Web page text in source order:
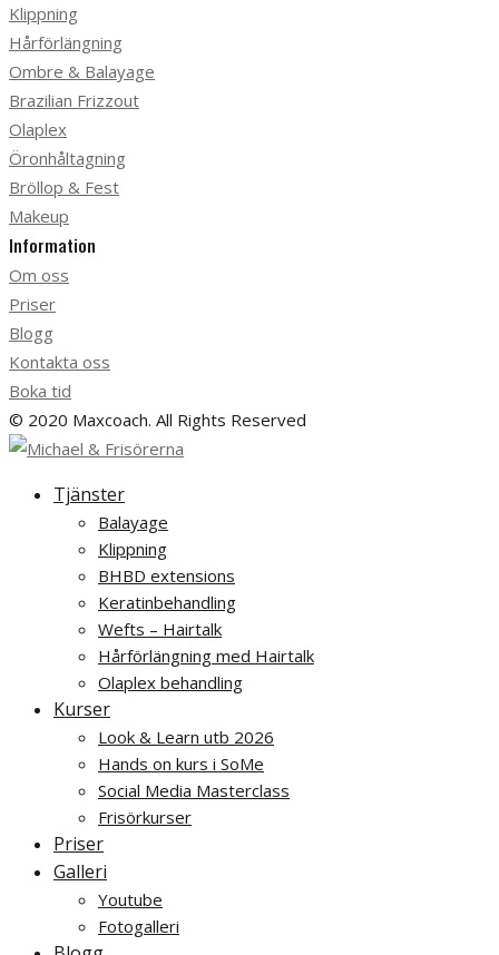
Klippning
Hårförlängning
Ombre & Balayage
Brazilian Frizzout
Olaplex
Öronhåltagning
Bröllop & Fest
Makeup
Information
Om oss
Priser
Blogg
Kontakta oss
Boka tid
© 2020 Maxcoach. All Rights Reserved
Tjänster
Balayage
Klippning
BHBD extensions
Keratinbehandling
Wefts – Hairtalk
Hårförlängning med Hairtalk
Olaplex behandling
Kurser
Look & Learn utb 2026
Hands on kurs i SoMe
Social Media Masterclass
Frisörkurser
Priser
Galleri
Youtube
Fotogalleri